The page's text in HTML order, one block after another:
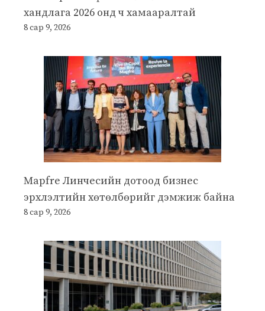
хандлага 2026 онд ч хамааралтай
8 сар 9, 2026
Mapfre Линчесийн дотоод бизнес
эрхлэлтийн хөтөлбөрийг дэмжиж байна
8 сар 9, 2026